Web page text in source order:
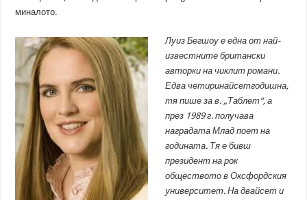
миналото.
Луиз Бегшоу е една от най-
известните британски
авторки на чиклит романи.
Едва четиринайсетгодишна,
тя пише за в. „Таблет“, а
през 1989 г. получава
наградата Млад поет на
годината. Тя е бивш
президент на рок
обществото в Оксфордския
университет. На двайсет и